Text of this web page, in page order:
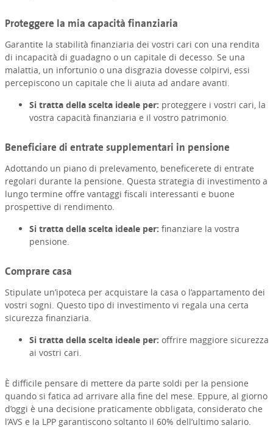
Proteggere la mia capacità finanziaria
Garantite la stabilità finanziaria dei vostri cari con una rendita
di incapacità di guadagno o un capitale di decesso. Se una
malattia, un infortunio o una disgrazia dovesse colpirvi, essi
percepiscono un capitale che li aiuta ad andare avanti.
Si tratta della scelta ideale per: proteggere i vostri cari, la
vostra capacità finanziaria e il vostro patrimonio.
Beneficiare di entrate supplementari in pensione
Adottando un piano di prelevamento, beneficerete di entrate
regolari durante la pensione. Questa strategia di investimento a
lungo termine offre vantaggi fiscali interessanti e buone
prospettive di rendimento.
Si tratta della scelta ideale per: finanziare la vostra
pensione.
Comprare casa
Stipulate un’ipoteca per acquistare la casa o l’appartamento dei
vostri sogni. Questo tipo di investimento vi regala una certa
sicurezza finanziaria.
Si tratta della scelta ideale per: offrire maggiore sicurezza
ai vostri cari.
È difficile pensare di mettere da parte soldi per la pensione
quando si fatica ad arrivare alla fine del mese. Eppure, al giorno
d’oggi è una decisione praticamente obbligata, considerato che
l’AVS e la LPP garantiscono soltanto il 60% dell’ultimo salario.